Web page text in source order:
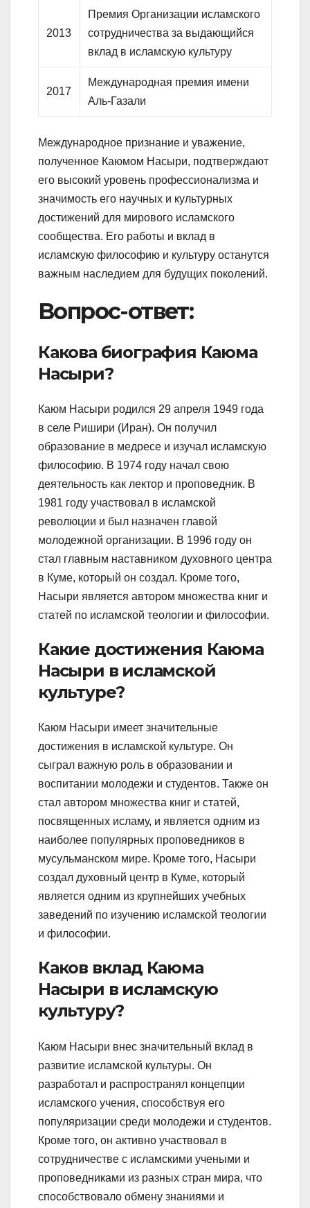
2013
Премия Организации исламского
сотрудничества за выдающийся
вклад в исламскую культуру
2017
Международная премия имени
Аль-Газали
Международное признание и уважение,
полученное Каюмом Насыри, подтверждают
его высокий уровень профессионализма и
значимость его научных и культурных
достижений для мирового исламского
сообщества. Его работы и вклад в
исламскую философию и культуру останутся
важным наследием для будущих поколений.
Вопрос-ответ:
Какова биография Каюма
Насыри?
Каюм Насыри родился 29 апреля 1949 года
в селе Ришири (Иран). Он получил
образование в медресе и изучал исламскую
философию. В 1974 году начал свою
деятельность как лектор и проповедник. В
1981 году участвовал в исламской
революции и был назначен главой
молодежной организации. В 1996 году он
стал главным наставником духовного центра
в Куме, который он создал. Кроме того,
Насыри является автором множества книг и
статей по исламской теологии и философии.
Какие достижения Каюма
Насыри в исламской
культуре?
Каюм Насыри имеет значительные
достижения в исламской культуре. Он
сыграл важную роль в образовании и
воспитании молодежи и студентов. Также он
стал автором множества книг и статей,
посвященных исламу, и является одним из
наиболее популярных проповедников в
мусульманском мире. Кроме того, Насыри
создал духовный центр в Куме, который
является одним из крупнейших учебных
заведений по изучению исламской теологии
и философии.
Каков вклад Каюма
Насыри в исламскую
культуру?
Каюм Насыри внес значительный вклад в
развитие исламской культуры. Он
разработал и распространял концепции
исламского учения, способствуя его
популяризации среди молодежи и студентов.
Кроме того, он активно участвовал в
сотрудничестве с исламскими учеными и
проповедниками из разных стран мира, что
способствовало обмену знаниями и